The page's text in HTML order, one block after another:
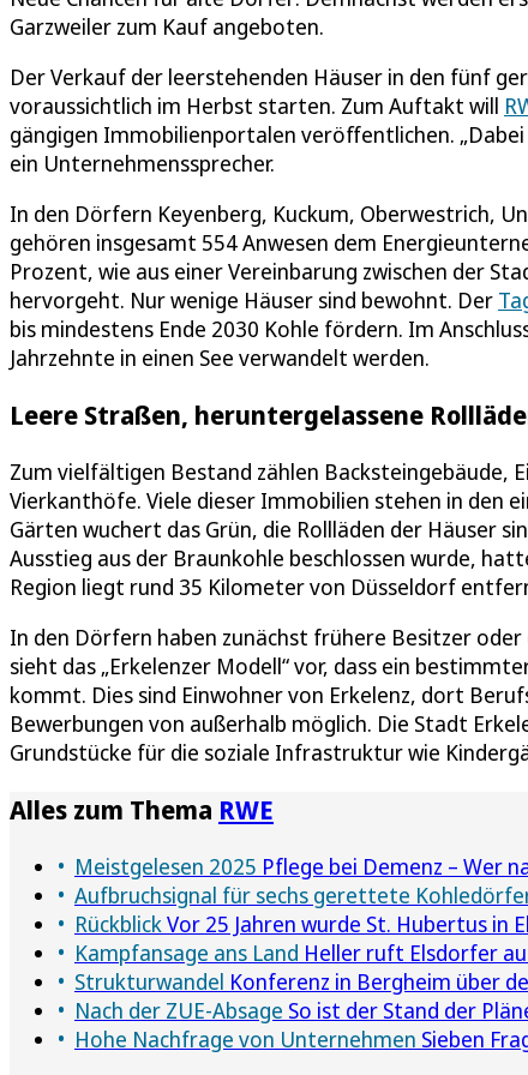
Garzweiler zum Kauf angeboten.
Der Verkauf der leerstehenden Häuser in den fünf
voraussichtlich im Herbst starten. Zum Auftakt will
gängigen Immobilienportalen veröffentlichen.
ein Unternehmenssprecher.
In den Dörfern Keyenberg, Kuckum, Oberwestrich,
gehören insgesamt 554 Anwesen dem
Prozent, wie aus einer Vereinbarung zwischen der
hervorgeht. Nur wenige Häuser sind bewohnt. Der
bis mindestens Ende 2030 Kohle fördern. Im
Jahrzehnte in einen See verwandelt werden.
Leere Straßen, heruntergelassene
Zum vielfältigen Bestand zählen Backsteingebäude,
Vierkanthöfe. Viele dieser Immobilien stehen in den
Gärten wuchert das Grün, die Rollläden der Häuser
Ausstieg aus der Braunkohle beschlossen wurde,
Region liegt rund 35 Kilometer von Düsseldorf
In den Dörfern haben zunächst frühere Besitzer
sieht das „Erkelenzer Modell“ vor, dass ein
kommt. Dies sind Einwohner von Erkelenz, dort
Bewerbungen von außerhalb möglich. Die Stadt
Grundstücke für die soziale Infrastruktur wie
Alles zum Thema RWE
Meistgelesen 2025 Pflege bei Demenz – Wer
Aufbruchsignal für sechs gerettete
RückblickVor 25 Jahren wurde St. Hubertus in
Kampfansage ans Land Heller ruft Elsdorfer
Strukturwandel Konferenz in Bergheim über
Nach der ZUE-Absage So ist der Stand der
Hohe Nachfrage von Unternehmen Sieben